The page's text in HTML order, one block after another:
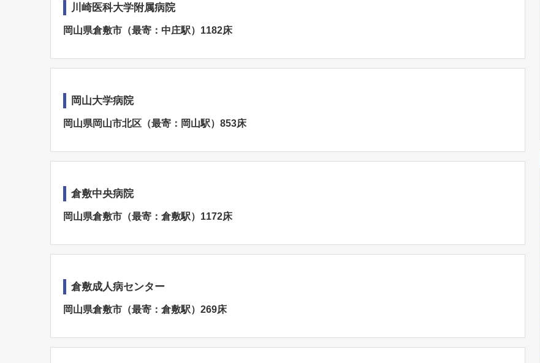
川崎医科大学附属病院
岡山県倉敷市（最寄：中庄駅）1182床
岡山大学病院
岡山県岡山市北区（最寄：岡山駅）853床
倉敷中央病院
岡山県倉敷市（最寄：倉敷駅）1172床
倉敷成人病センター
岡山県倉敷市（最寄：倉敷駅）269床